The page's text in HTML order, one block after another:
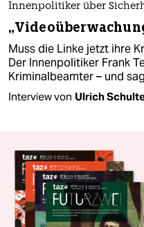
Innenpolitiker über
Muss die Linke jetzt ihre
Der Innenpolitiker Frank
Kriminalbeamter – und
Interview von Ulrich